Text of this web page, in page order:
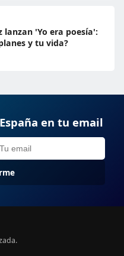
lanzan 'Yo era poesía':
y tu vida?
en tu email